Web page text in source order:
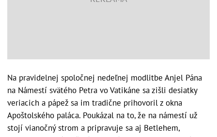
Na pravidelnej spoločnej nedeľnej modlitbe Anjel Pána
na Námestí svätého Petra vo Vatikáne sa zišli desiatky
veriacich a pápež sa im tradične prihovoril z okna
Apoštolského paláca. Poukázal na to, že na námestí už
stojí vianočný strom a pripravuje sa aj Betlehem,